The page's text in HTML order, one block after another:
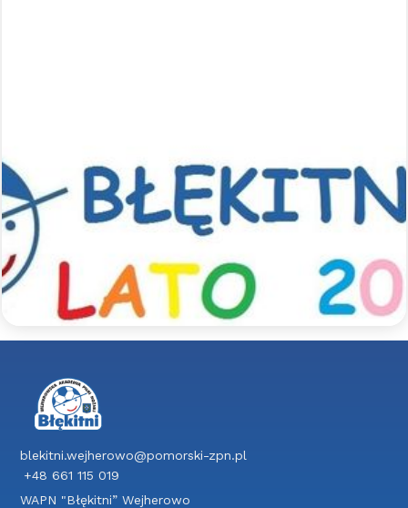
- lato 2026
Zapraszamy na sportowe półkolonie z Błękitnymi.
Jak co roku szykujemy dla uczestników mnóstwo
aktywności sportowych pod opieką
wykwalifikowanych trenerów, a także wspólne
wycieczki integracyjne.
Czytaj więcej >>
blekitni.wejherowo@pomorski-zpn.pl
+48 661 115 019
WAPN "Błękitni” Wejherowo